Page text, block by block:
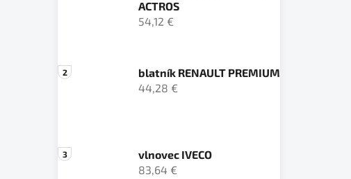
ACTROS
54,12 €
blatník RENAULT PREMIUM
44,28 €
vlnovec IVECO
83,64 €